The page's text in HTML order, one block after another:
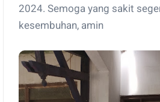
2024. Semoga yang sakit
kesembuhan, amin